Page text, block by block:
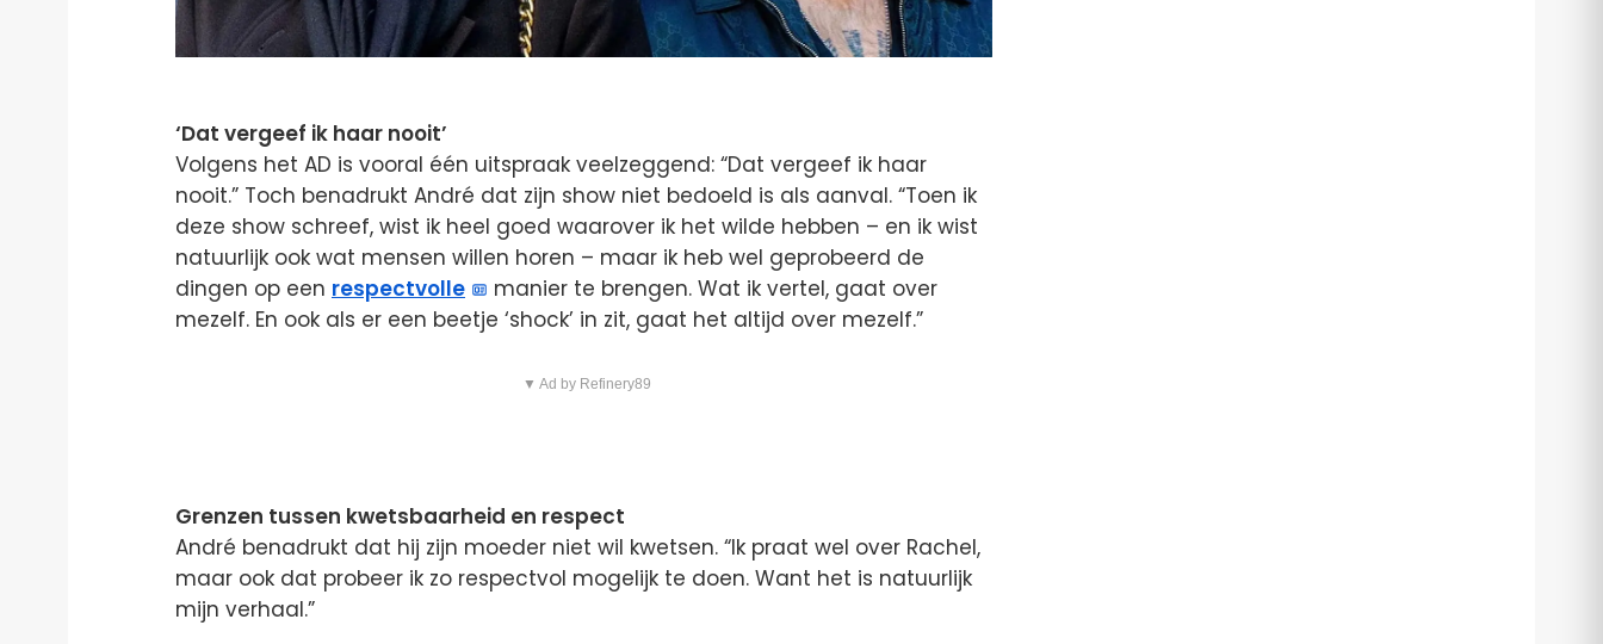
‘Dat vergeef ik haar nooit’
Volgens het AD is vooral één uitspraak veelzeggend: “Dat vergeef ik haar
nooit.” Toch benadrukt André dat zijn show niet bedoeld is als aanval. “Toen ik
deze show schreef, wist ik heel goed waarover ik het wilde hebben – en ik wist
natuurlijk ook wat mensen willen horen – maar ik heb wel geprobeerd de
dingen op een respectvolle
manier te brengen. Wat ik vertel, gaat over
mezelf. En ook als er een beetje ‘shock’ in zit, gaat het altijd over mezelf.”
▼ Ad by Refinery89
Grenzen tussen kwetsbaarheid en respect
André benadrukt dat hij zijn moeder niet wil kwetsen. “Ik praat wel over Rachel,
maar ook dat probeer ik zo respectvol mogelijk te doen. Want het is natuurlijk
mijn verhaal.”